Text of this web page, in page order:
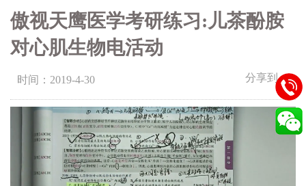
傲视天鹰医学考研练习:儿茶酚胺
对心肌生物电活动
时间：2019-4-30 分享到：